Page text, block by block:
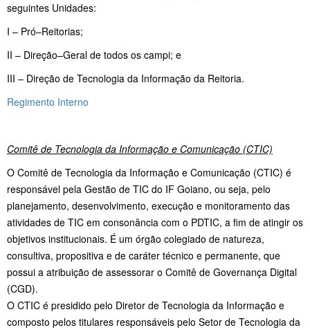
seguintes Unidades:
I – Pró–Reitorias;
II – Direção–Geral de todos os campi; e
III – Direção de Tecnologia da Informação da Reitoria.
Regimento Interno
Comitê de Tecnologia da Informação e Comunicação (CTIC)
O Comitê de Tecnologia da Informação e Comunicação (CTIC) é
responsável pela Gestão de TIC do IF Goiano, ou seja, pelo
planejamento, desenvolvimento, execução e monitoramento das
atividades de TIC em consonância com o PDTIC, a fim de atingir os
objetivos institucionais. É um órgão colegiado de natureza,
consultiva, propositiva e de caráter técnico e permanente, que
possui a atribuição de assessorar o Comitê de Governança Digital
(CGD).
O CTIC é presidido pelo Diretor de Tecnologia da Informação e
composto pelos titulares responsáveis pelo Setor de Tecnologia da